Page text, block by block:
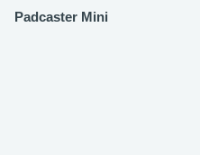
Padcaster Mini